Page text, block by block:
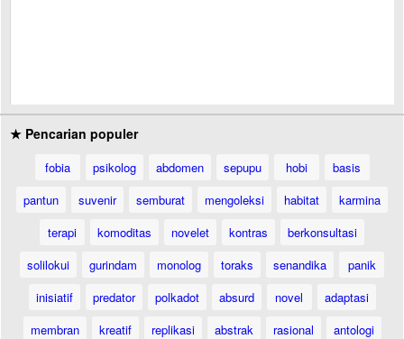
★ Pencarian populer
fobia psikolog abdomen sepupu hobi
basis
pantun
suvenir semburat mengoleksi habitat
karmina
terapi
komoditas novelet kontras
berkonsultasi
solilokui
gurindam monolog toraks senandika
panik
inisiatif
predator polkadot absurd novel
adaptasi
membran
kreatif replikasi abstrak rasional
antologi